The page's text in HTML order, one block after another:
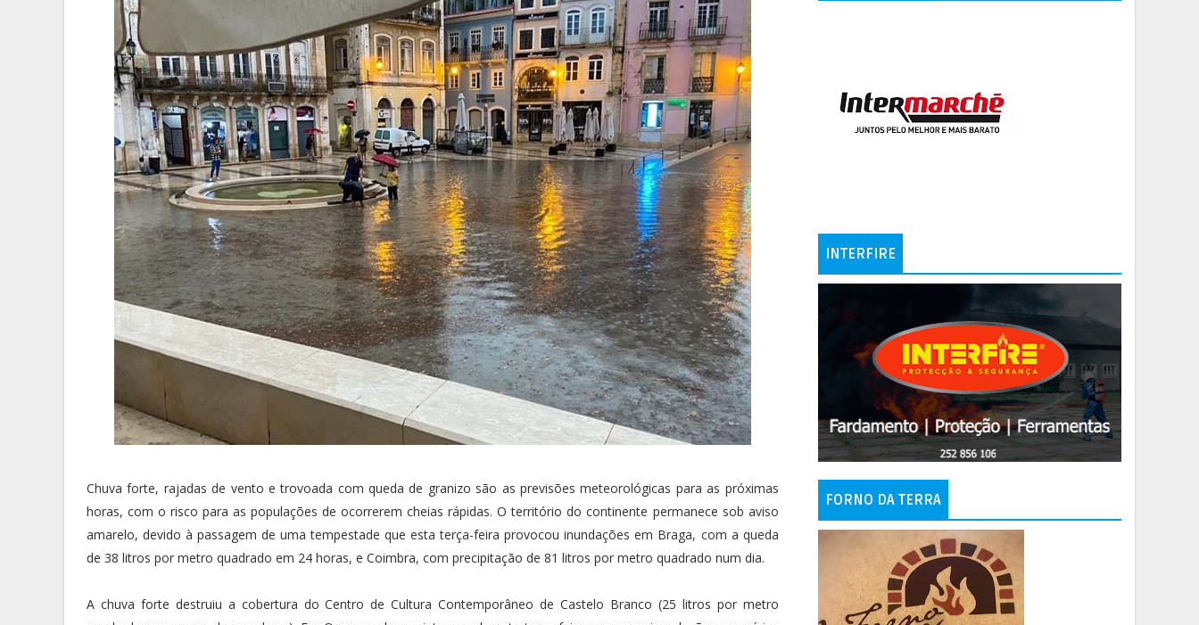
Chuva forte, rajadas de vento e trovoada com queda de granizo são as previsões meteorológicas para as próximas
horas, com o risco para as populações de ocorrerem cheias rápidas. O território do continente permanece sob aviso
amarelo, devido à passagem de uma tempestade que esta terça-feira provocou inundações em Braga, com a queda
de 38 litros por metro quadrado em 24 horas, e Coimbra, com precipitação de 81 litros por metro quadrado num dia.
A chuva forte destruiu a cobertura do Centro de Cultura Contemporâneo de Castelo Branco (25 litros por metro
INTERFIRE
FORNO DA TERRA